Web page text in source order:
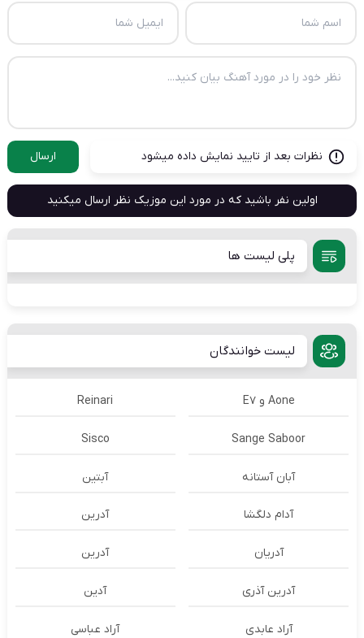
نظرات بعد از تایید نمایش داده میشود ارسال
اولین نفر باشید که در مورد این موزیک نظر ارسال میکنید
پلی لیست ها
لیست خوانندگان
Aone و E7 Reinari
Sange Saboor
Sisco
آبان آستانه آبتین
آدام دلگشا آدرين
آدریان آدرین
آدرین آذری آدین
آراد عابدی آراد عباسی